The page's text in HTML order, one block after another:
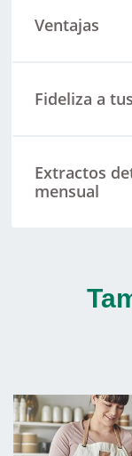
Ventajas
Fideliza a
Extractos
mensual